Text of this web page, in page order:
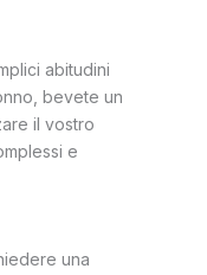
abitudini
bevete un
il vostro
e
una